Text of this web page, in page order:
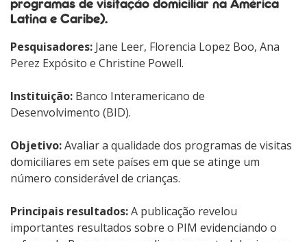
programas de visitação domiciliar na América
Latina e Caribe).
Pesquisadores: Jane Leer, Florencia Lopez Boo, Ana
Perez Expósito e Christine Powell.
Instituição: Banco Interamericano de
Desenvolvimento (BID).
Objetivo:Avaliar a qualidade dos programas de visitas
domiciliares em sete países em que se atinge um
número considerável de crianças.
Principais resultados:A publicação revelou
importantes resultados sobre o PIM evidenciando o